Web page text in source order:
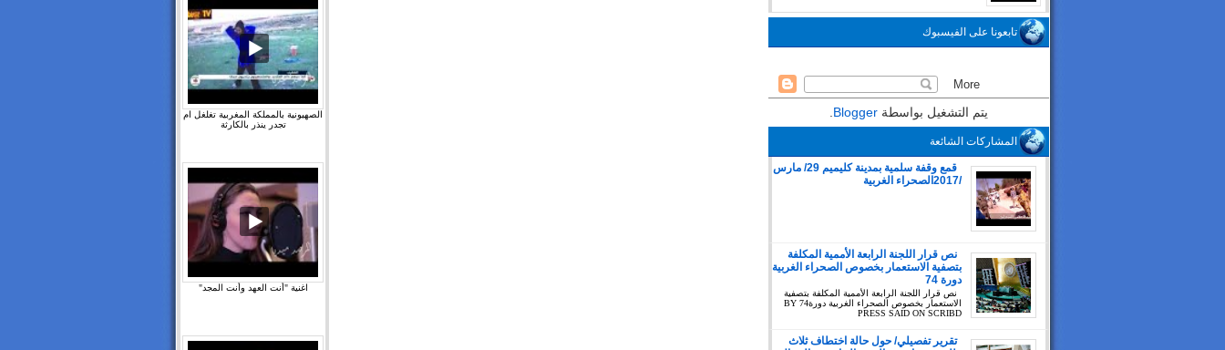
تابعونا على الفيسبوك
يتم التشغيل بواسطة Blogger
المشاركات الشائعة
قمع وقفة سلمية بمدينة كليميم 29/ مارس
/2017الصحراء الغربية
نص قرار اللجنة الرابعة الأممية المكلفة
بتصفية الاستعمار بخصوص الصحراء الغربية
دورة 74
نص قرار اللجنة الرابعة الأممية المكلفة بتصفية
الاستعمار بخصوص الصحراء الغربية دورة74 BY
PRESS SAID ON SCRIBD
تقرير تفصيلي/ حول حالة اختطاف ثلاث
الصهيونية بالمملكة المغربية تغلغل ام
تجدر ينذر بالكارثة
اغنية "أنت العهد وأنت المجد"